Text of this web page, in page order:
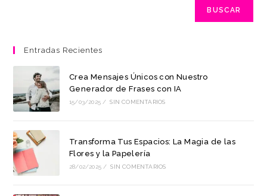
BUSCAR
Entradas Recientes
Crea Mensajes Únicos con Nuestro
Generador de Frases con IA
15/03/2025 / SIN COMENTARIOS
Transforma Tus Espacios: La Magia de las
Flores y la Papelería
28/02/2025 / SIN COMENTARIOS